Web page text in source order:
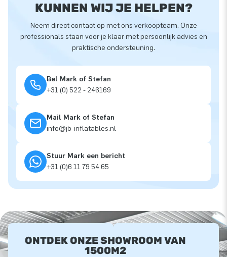
KUNNEN WIJ JE HELPEN?
Neem direct contact op met ons verkoopteam. Onze
professionals staan voor je klaar met persoonlijk advies en
praktische ondersteuning.
Bel Mark of Stefan
+31 (0) 522 - 246169
Mail Mark of Stefan
info@jb-inflatables.nl
Stuur Mark een bericht
+31 (0)6 11 79 54 65
ONTDEK ONZE SHOWROOM VAN
1500M2